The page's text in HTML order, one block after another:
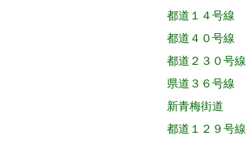
都道１４号線
都道４０号線
都道２３０号線
県道３６号線
新青梅街道
都道１２９号線